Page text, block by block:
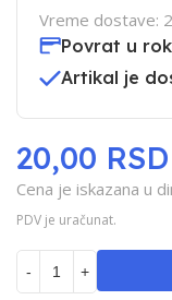
Vreme dostave:
Povrat u
Artikal je
Cena je iskazana u
PDV je uračunat.
20,00 RSD
- +